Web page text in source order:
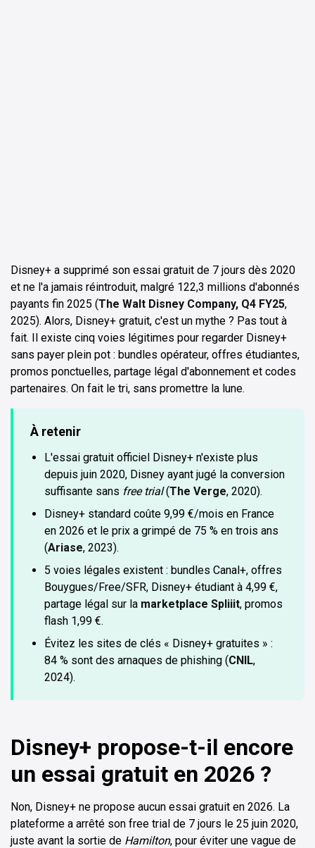
Disney+ a supprimé son essai gratuit de 7 jours dès 2020
et ne l'a jamais réintroduit, malgré 122,3 millions d'abonnés
payants fin 2025 (The Walt Disney Company, Q4 FY25,
2025). Alors, Disney+ gratuit, c'est un mythe ? Pas tout à
fait. Il existe cinq voies légitimes pour regarder Disney+
sans payer plein pot : bundles opérateur, offres étudiantes,
promos ponctuelles, partage légal d'abonnement et codes
partenaires. On fait le tri, sans promettre la lune.
À retenir
L'essai gratuit officiel Disney+ n'existe plus
depuis juin 2020, Disney ayant jugé la conversion
suffisante sans free trial(The Verge, 2020).
Disney+ standard coûte 9,99 €/mois en France
en 2026 et le prix a grimpé de 75 % en trois ans
(Ariase, 2023).
5 voies légales existent : bundles Canal+, offres
Bouygues/Free/SFR, Disney+ étudiant à 4,99 €,
partage légal sur la marketplace Spliiit, promos
flash 1,99 €.
Évitez les sites de clés « Disney+ gratuites » :
84 % sont des arnaques de phishing (CNIL,
2024).
Disney+ propose-t-il encore
un essai gratuit en 2026 ?
Non, Disney+ ne propose aucun essai gratuit en 2026. La
plateforme a arrêté son free trial de 7 jours le 25 juin 2020,
juste avant la sortie de Hamilton, pour éviter une vague de